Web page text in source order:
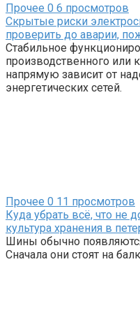
Прочее 0 6 просмотров
Скрытые риски
проверить до аварии,
Стабильное
производственного или
напрямую зависит от
энергетических сетей.
Прочее 0 11 просмотров
Куда убрать всё, что не
культура хранения в
Шины обычно
Сначала они стоят на